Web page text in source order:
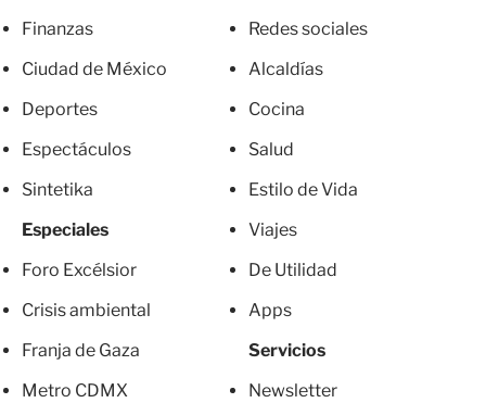
Finanzas
Ciudad de México
Deportes
Espectáculos
Sintetika
Especiales
Foro Excélsior
Crisis ambiental
Franja de Gaza
Metro CDMX
Redes sociales
Alcaldías
Cocina
Salud
Estilo de Vida
Viajes
De Utilidad
Apps
Servicios
Newsletter